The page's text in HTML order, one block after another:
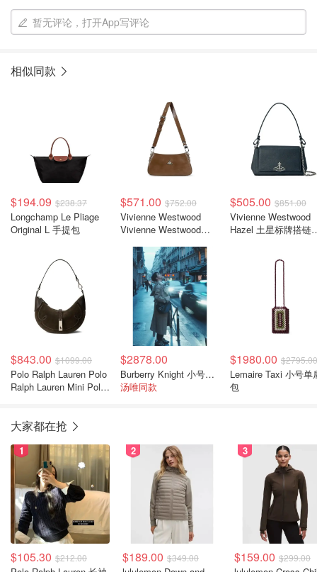
暂无评论，打开App写评论
相似同款
$194.09 $238.37
Longchamp Le Pliage
Original L 手提包
$571.00 $752.00
Vivienne Westwood
Vivienne Westwood
$505.00 $851.00
Vivienne Westwood
Hazel 土星标牌搭链
$843.00 $1099.00
Polo Ralph Lauren Polo
Ralph Lauren Mini Polo
$2878.00
Burberry Knight 小号单肩包
汤唯同款
$1980.00 $2795.00
Lemaire Taxi 小号单
包
大家都在抢
1
$105.30 $212.00
2
$189.00 $349.00
3
$159.00 $299.00